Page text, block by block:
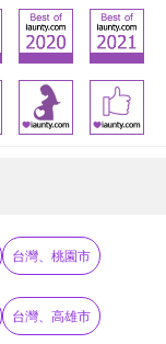
台灣、桃園市
台灣、高雄市